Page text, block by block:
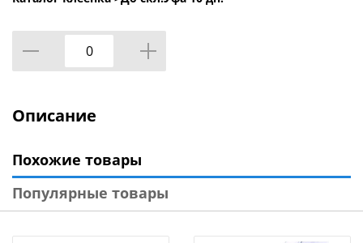
Описание
Похожие товары
Популярные товары